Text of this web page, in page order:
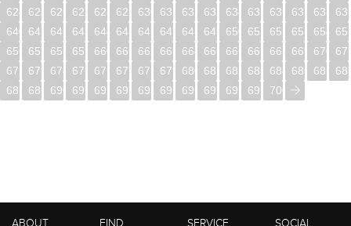
624
625 626 627 628 629 630 631 632 633 634 635 636 637 638
640
641 642 643 644 645 646 647 648 649 650 651 652 653 654
656
657 658 659 660 661 662 663 664 665 666 667 668 669 670
672
673 674 675 676 677 678 679 680 681 682 683 684 685 686
688
689 690 691 692 693 694 695 696 697 698 699 700